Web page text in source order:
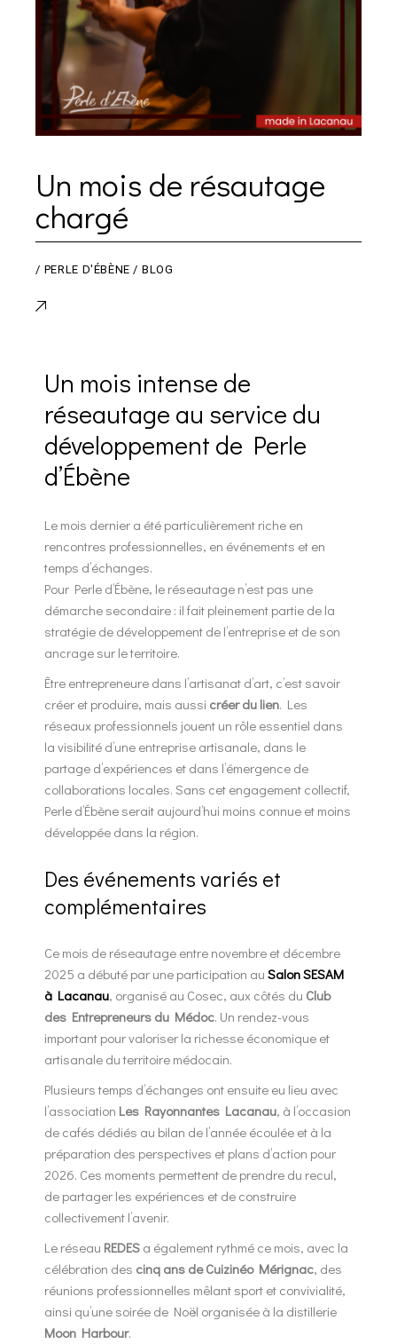
Un mois de résautage
chargé
/ PERLE D'ÉBÈNE BLOG
Un mois intense de
réseautage au service du
développement de Perle
d’Ébène
Le mois dernier a été particulièrement riche en
rencontres professionnelles, en événements et en
temps d’échanges.
Pour Perle d’Ébène, le réseautage n’est pas une
démarche secondaire : il fait pleinement partie de la
stratégie de développement de l’entreprise et de son
ancrage sur le territoire.
Être entrepreneure dans l’artisanat d’art, c’est savoir
créer et produire, mais aussi créer du lien. Les
réseaux professionnels jouent un rôle essentiel dans
la visibilité d’une entreprise artisanale, dans le
partage d’expériences et dans l’émergence de
collaborations locales. Sans cet engagement collectif,
Perle d’Ébène serait aujourd’hui moins connue et moins
développée dans la région.
Des événements variés et
complémentaires
Ce mois de réseautage entre novembre et décembre
2025 a débuté par une participation auSalon SESAM
à Lacanau, organisé au Cosec, aux côtés du Club
des Entrepreneurs du Médoc. Un rendez-vous
important pour valoriser la richesse économique et
artisanale du territoire médocain.
Plusieurs temps d’échanges ont ensuite eu lieu avec
l’association Les Rayonnantes Lacanau, à l’occasion
de cafés dédiés au bilan de l’année écoulée et à la
préparation des perspectives et plans d’action pour
2026. Ces moments permettent de prendre du recul,
de partager les expériences et de construire
collectivement l’avenir.
Le réseau REDES a également rythmé ce mois, avec la
célébration des cinq ans de Cuizinéo Mérignac, des
réunions professionnelles mêlant sport et convivialité,
ainsi qu’une soirée de Noël organisée à la distillerie
Moon Harbour.